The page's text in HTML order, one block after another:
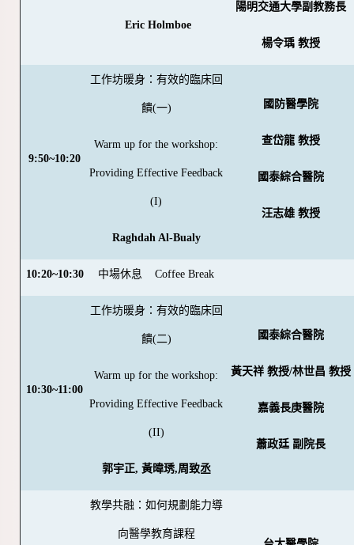
Eric Holmboe
陽明交通大學副教務長
楊令瑀 教授
9:50~10:20
工作坊暖身：有效的臨床回
饋(一)
Warm up for the workshop:
Providing Effective Feedback
(I)
Raghdah Al-Bualy
國防醫學院
查岱龍 教授
國泰綜合醫院
汪志雄 教授
10:20~10:30 中場休息 Coffee Break
10:30~11:00
工作坊暖身：有效的臨床回
饋(二)
Warm up for the workshop:
Providing Effective Feedback
(II)
郭宇正, 黃暐琇,周致丞
國泰綜合醫院
黃天祥 教授/林世昌 教授
嘉義長庚醫院
蕭政廷 副院長
教學共融：如何規劃能力導
向醫學教育課程